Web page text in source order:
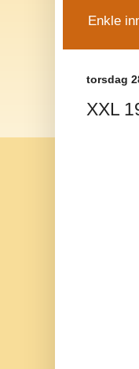
Enkle
torsdag
XXL